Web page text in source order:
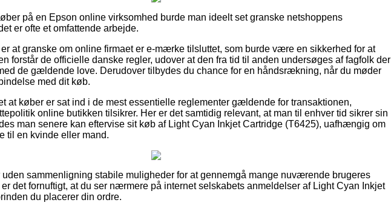
på en Epson online virksomhed burde man ideelt set granske netshoppens
er ofte et omfattende arbejde.
at granske om online firmaet er e-mærke tilsluttet, som burde være en sikkerhed for at
forstår de officielle danske regler, udover at den fra tid til anden undersøges af fagfolk der
de gældende love. Derudover tilbydes du chance for en håndsrækning, når du møder
med dit køb.
at køber er sat ind i de mest essentielle reglementer gældende for transaktionen,
online butikken tilsikrer. Her er det samtidig relevant, at man til enhver tid sikrer sin
man senere kan eftervise sit køb af Light Cyan Inkjet Cartridge (T6425), uafhængig om
til en kvinde eller mand.
sammenligning stabile muligheder for at gennemgå mange nuværende brugeres
det fornuftigt, at du ser nærmere på internet selskabets anmeldelser af Light Cyan Inkjet
du placerer din ordre.